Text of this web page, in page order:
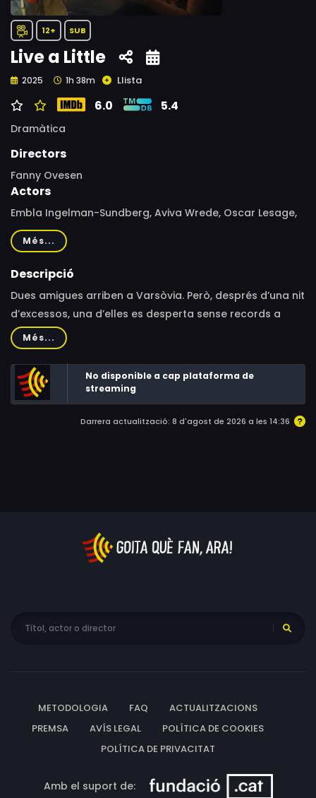
12+ SUB
Live a Little
2025 1h 38m Llista
6.0 5.4
Dramàtica
Directors
Fanny Ovesen
Actors
Embla Ingelman-Sundberg, Aviva Wrede, Oscar Lesage,
Beatriz Abrisqueta, Thelma Buabeng, Yohannes Frezgi,
Lukasz Hecman, Dahlia Nemlich, Odin Romanus, Yali
Sharon, Alexandra Tortosa, Filip Zareba, Laurean
Més...
Descripció
Dues amigues arriben a Varsòvia. Però, després d’una nit
d’excessos, una d’elles es desperta sense records a
casa d’un desconegut. Dels productors de "Força Major"
(Ruben Östlund), un debut commovedor que ens ofereix
una història d’amor, amistat i de lluita per superar el
trauma.Durant un viatge de couchsurfing per Europa, la
Laura es desperta nua al llit d’un desconegut sense
recordar res del que ha passat. No només ha d’afrontar
Més...
No disponible a cap plataforma de
streaming
Darrera actualització: 8 d'agost de 2026 a les 14:36
METODOLOGIA FAQ
ACTUALITZACIONS
PREMSA
AVÍS LEGAL
POLÍTICA DE COOKIES
POLÍTICA DE PRIVACITAT
Amb el suport de: